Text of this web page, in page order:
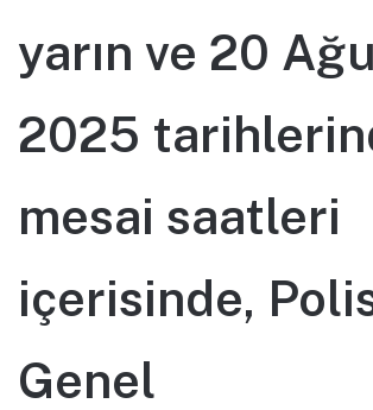
yarın ve 20
2025
mesai saatleri
içerisinde,
Genel